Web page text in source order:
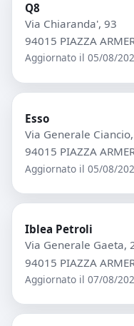
Q8
Via Chiaranda', 93
94015 PIAZZA
Aggiornato il 05/08/
Esso
Via Generale
94015 PIAZZA
Aggiornato il 05/08/
Iblea Petroli
Via Generale Gaeta,
94015 PIAZZA
Aggiornato il 07/08/